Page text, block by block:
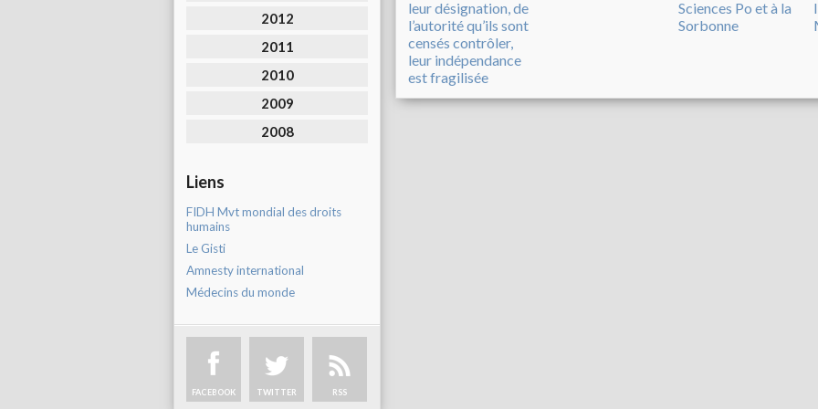
2012
2011
2010
2009
2008
Liens
FIDH Mvt mondial des droits
humains
Le Gisti
Amnesty international
Médecins du monde
FACEBOOK TWITTER RSS
leur désignation, de
l’autorité qu’ils sont
censés contrôler,
leur indépendance
est fragilisée
Sciences Po et à la
Sorbonne